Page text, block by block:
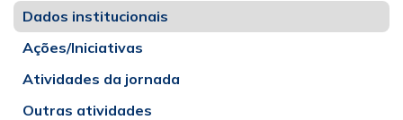
Dados institucionais
Ações/Iniciativas
Atividades da jornada
Outras atividades